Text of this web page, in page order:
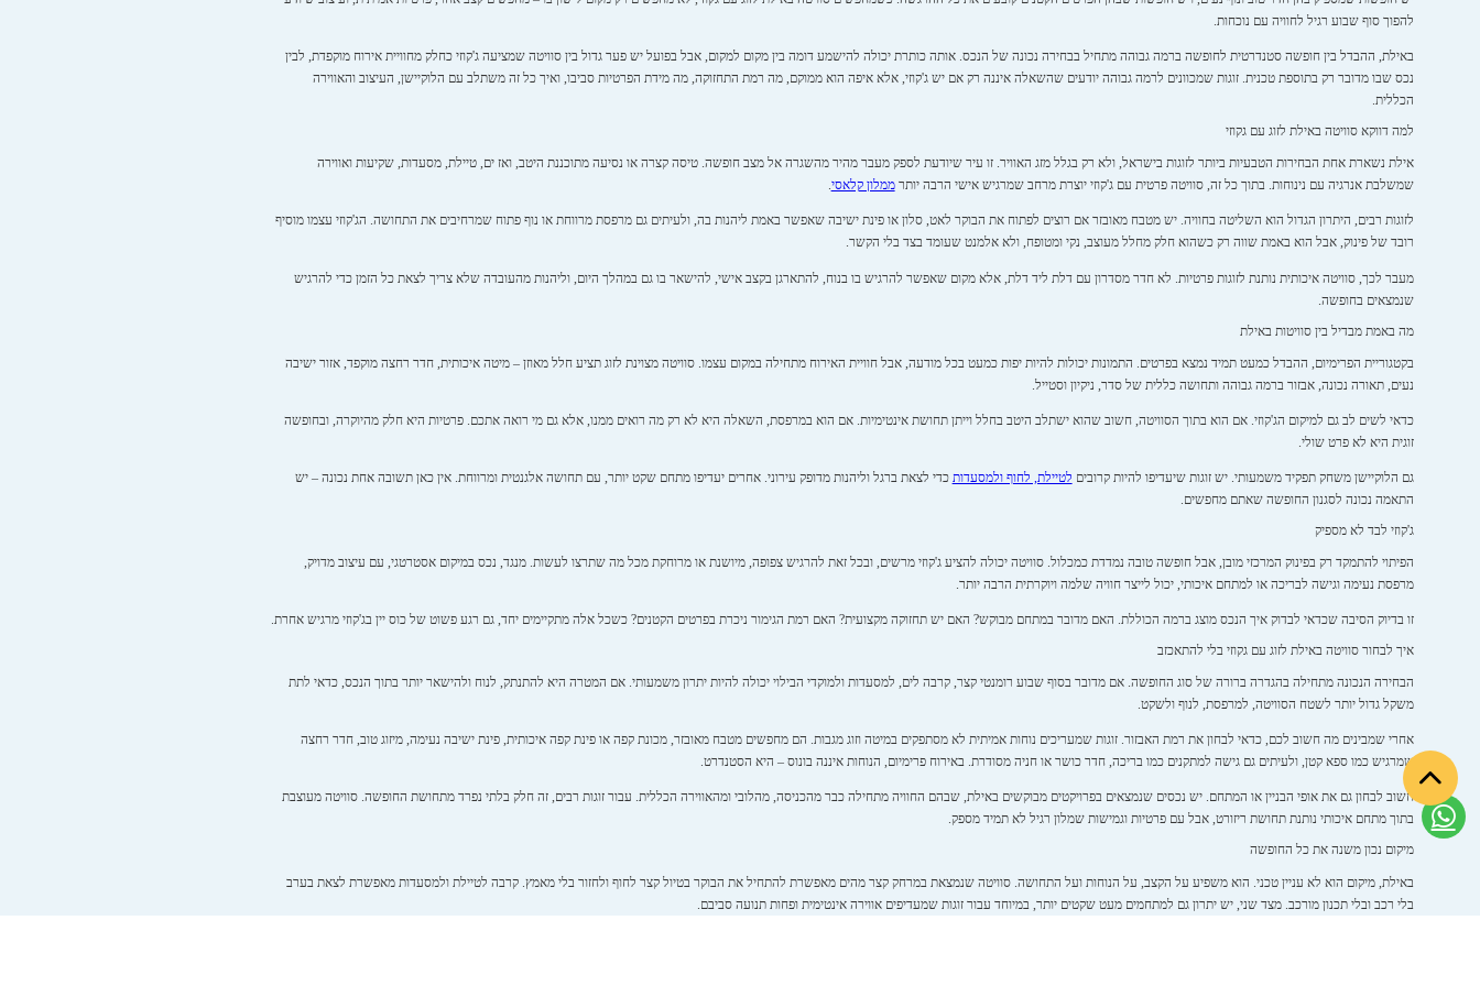
להפוך סוף שבוע רגיל לחוויה עם נוכחות.
באילת, ההבדל בין חופשה סטנדרטית לחופשה ברמה גבוהה מתחיל בבחירה נכונה של הנכס. אותה כותרת יכולה להישמע דומה בין מקום למקום, אבל בפועל יש פער גדול בין סוויטה שמציעה ג'קוזי כחלק מחוויית אירוח מוקפדת, לבין
נכס שבו מדובר רק בתוספת טכנית. זוגות שמכוונים לרמה גבוהה יודעים שהשאלה איננה רק אם יש ג'קוזי, אלא איפה הוא ממוקם, מה רמת התחזוקה, מה מידת הפרטיות סביבו, ואיך כל זה משתלב עם הלוקיישן, העיצוב והאווירה
הכללית.
למה דווקא סוויטה באילת לזוג עם גקוזי
אילת נשארת אחת הבחירות הטבעיות ביותר לזוגות בישראל, ולא רק בגלל מזג האוויר. זו עיר שיודעת לספק מעבר מהיר מהשגרה אל מצב חופשה. טיסה קצרה או נסיעה מתוכננת היטב, ואז ים, טיילת, מסעדות, שקיעות ואווירה
שמשלבת אנרגיה עם נינוחות. בתוך כל זה, סוויטה פרטית עם ג'קוזי יוצרת מרחב שמרגיש אישי הרבה יותרממלון קלאסי.
לזוגות רבים, היתרון הגדול הוא השליטה בחוויה. יש מטבח מאובזר אם רוצים לפתוח את הבוקר לאט, סלון או פינת ישיבה שאפשר באמת ליהנות בה, ולעיתים גם מרפסת מרווחת או נוף פתוח שמרחיבים את התחושה. הג'קוזי עצמו מוסיף
רובד של פינוק, אבל הוא באמת שווה רק כשהוא חלק מחלל מעוצב, נקי ומטופח, ולא אלמנט שעומד בצד בלי הקשר.
מעבר לכך, סוויטה איכותית נותנת לזוגות פרטיות. לא חדר מסדרון עם דלת ליד דלת, אלא מקום שאפשר להרגיש בו בנוח, להתארגן בקצב אישי, להישאר בו גם במהלך היום, וליהנות מהעובדה שלא צריך לצאת כל הזמן כדי להרגיש
שנמצאים בחופשה.
מה באמת מבדיל בין סוויטות באילת
בקטגוריית הפרימיום, ההבדל כמעט תמיד נמצא בפרטים. התמונות יכולות להיות יפות כמעט בכל מודעה, אבל חוויית האירוח מתחילה במקום עצמו. סוויטה מצוינת לזוג תציע חלל מאוזן – מיטה איכותית, חדר רחצה מוקפד, אזור ישיבה
נעים, תאורה נכונה, אבזור ברמה גבוהה ותחושה כללית של סדר, ניקיון וסטייל.
כדאי לשים לב גם למיקום הג'קוזי. אם הוא בתוך הסוויטה, חשוב שהוא ישתלב היטב בחלל וייתן תחושת אינטימיות. אם הוא במרפסת, השאלה היא לא רק מה רואים ממנו, אלא גם מי רואה אתכם. פרטיות היא חלק מהיוקרה, ובחופשה
זוגית היא לא פרט שולי.
גם הלוקיישן משחק תפקיד משמעותי. יש זוגות שיעדיפו להיות קרובים לטיילת, לחוף ולמסעדות כדי לצאת ברגל וליהנות מדופק עירוני. אחרים יעדיפו מתחם שקט יותר, עם תחושה אלגנטית ומרווחת. אין כאן תשובה אחת נכונה – יש
התאמה נכונה לסגנון החופשה שאתם מחפשים.
ג'קוזי לבד לא מספיק
הפיתוי להתמקד רק בפינוק המרכזי מובן, אבל חופשה טובה נמדדת כמכלול. סוויטה יכולה להציע ג'קוזי מרשים, ובכל זאת להרגיש צפופה, מיושנת או מרוחקת מכל מה שתרצו לעשות. מנגד, נכס במיקום אסטרטגי, עם עיצוב מדויק,
מרפסת נעימה וגישה לבריכה או למתחם איכותי, יכול לייצר חוויה שלמה ויוקרתית הרבה יותר.
זו בדיוק הסיבה שכדאי לבדוק איך הנכס מוצג ברמה הכוללת. האם מדובר במתחם מבוקש? האם יש תחזוקה מקצועית? האם רמת הגימור ניכרת בפרטים הקטנים? כשכל אלה מתקיימים יחד, גם רגע פשוט של כוס יין בג'קוזי מרגיש אחרת.
איך לבחור סוויטה באילת לזוג עם גקוזי בלי להתאכזב
הבחירה הנכונה מתחילה בהגדרה ברורה של סוג החופשה. אם מדובר בסוף שבוע רומנטי קצר, קרבה לים, למסעדות ולמוקדי הבילוי יכולה להיות יתרון משמעותי. אם המטרה היא להתנתק, לנוח ולהישאר יותר בתוך הנכס, כדאי לתת
משקל גדול יותר לשטח הסוויטה, למרפסת, לנוף ולשקט.
אחרי שמבינים מה חשוב לכם, כדאי לבחון את רמת האבזור. זוגות שמעריכים נוחות אמיתית לא מסתפקים במיטה וזוג מגבות. הם מחפשים מטבח מאובזר, מכונת קפה או פינת קפה איכותית, פינת ישיבה נעימה, מיזוג טוב, חדר רחצה
שמרגיש כמו ספא קטן, ולעיתים גם גישה למתקנים כמו בריכה, חדר כושר או חניה מסודרת. באירוח פרימיום, הנוחות איננה בונוס – היא הסטנדרט.
חשוב לבחון גם את אופי הבניין או המתחם. יש נכסים שנמצאים בפרויקטים מבוקשים באילת, שבהם החוויה מתחילה כבר מהכניסה, מהלובי ומהאווירה הכללית. עבור זוגות רבים, זה חלק בלתי נפרד מתחושת החופשה. סוויטה מעוצבת
בתוך מתחם איכותי נותנת תחושת ריזורט, אבל עם פרטיות וגמישות שמלון רגיל לא תמיד מספק.
מיקום נכון משנה את כל החופשה
באילת, מיקום הוא לא עניין טכני. הוא משפיע על הקצב, על הנוחות ועל התחושה. סוויטה שנמצאת במרחק קצר מהים מאפשרת להתחיל את הבוקר בטיול קצר לחוף ולחזור בלי מאמץ. קרבה לטיילת ולמסעדות מאפשרת לצאת בערב
בלי רכב ובלי תכנון מורכב. מצד שני, יש יתרון גם למתחמים מעט שקטים יותר, במיוחד עבור זוגות שמעדיפים אווירה אינטימית ופחות תנועה סביבם.